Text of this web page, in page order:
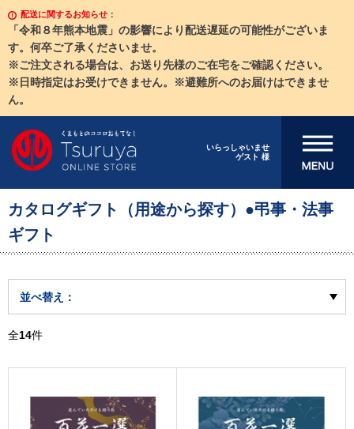
配送に関するお知らせ：
「令和８年熊本地震」の影響により配送遅延の可能性がございま
す。何卒ご了承くださいませ。
※ご注文される場合は、お送り先様のご在宅をご確認ください。
※日時指定はお受けできません。※避難所へのお届けはできませ
ん。
いらっしゃいませ
ゲスト 様
メニューを開
カタログギフト（用途から探す）●弔事・法事
ギフト
並べ替え：
全14件